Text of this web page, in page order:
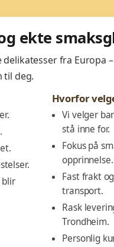
ekte
fra Europa
til deg.
blir
Hvorfor
Vi velger
stå inne for.
Fokus på
opprinnelse.
Fast frakt
transport.
Rask
Trondheim.
Personlig